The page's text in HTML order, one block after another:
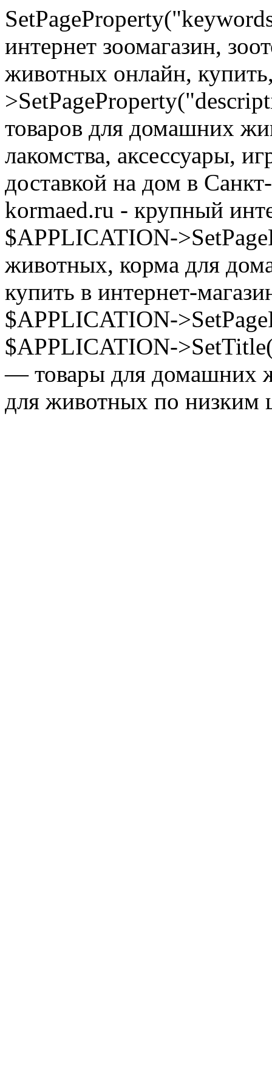
интернет зоомагазин,
животных онлайн,
товаров для домашних
лакомства, аксессуары,
доставкой на дом в
kormaed.ru - крупный
$APPLICATION-
животных, корма для
купить в интернет-
$APPLICATION-
$APPLICATION-
— товары для домашних
для животных по низким